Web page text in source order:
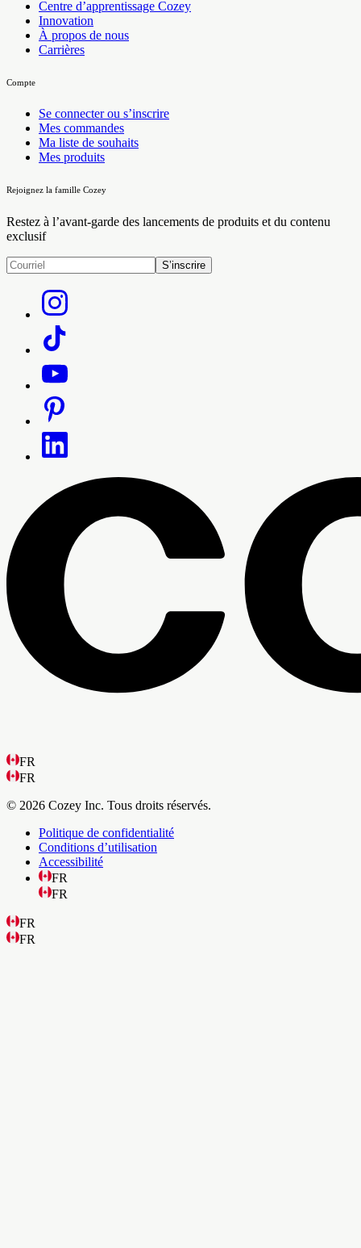
Centre d’apprentissage Cozey
Innovation
À propos de nous
Carrières
Compte
Se connecter ou s’inscrire
Mes commandes
Ma liste de souhaits
Mes produits
Rejoignez la famille Cozey
Restez à l’avant-garde des lancements de produits et du contenu
exclusif
S’inscrire
FR
FR
© 2026 Cozey Inc. Tous droits réservés.
Politique de confidentialité
Conditions d’utilisation
Accessibilité
FR
FR
FR
FR